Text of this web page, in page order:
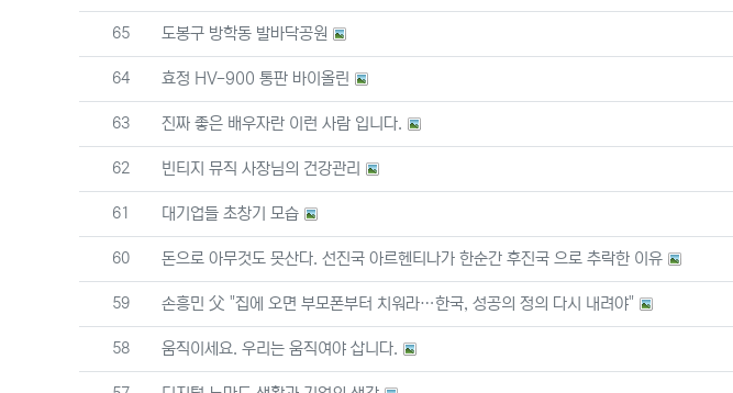
번호
65 도봉구 방학동 발바닥공원
번호
64 효정 HV-900 통판 바이올린
번호
63 진짜 좋은 배우자란 이런 사람 입니다.
번호
62 빈티지 뮤직 사장님의 건강관리
번호
61 대기업들 초창기 모습
번호
60 돈으로 아무것도 못산다. 선진국 아르헨티나가 한순간 후진국 으로 추락한 이유
번호
59 손흥민 父 "집에 오면 부모폰부터 치워라…한국, 성공의 정의 다시 내려야"
번호
58 움직이세요. 우리는 움직여야 삽니다.